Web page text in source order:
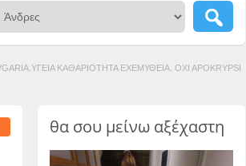
ΚΑΘΑΡΙΟΤΗΤΑ ΕΧΕΜΥΘΕΙΑ. OXI APOKRYPSI
θα σου μείνω αξέχαστη